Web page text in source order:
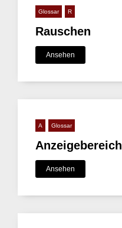
Glossar R
Rauschen
Ansehen
A Glossar
Anzeigebereich
Ansehen